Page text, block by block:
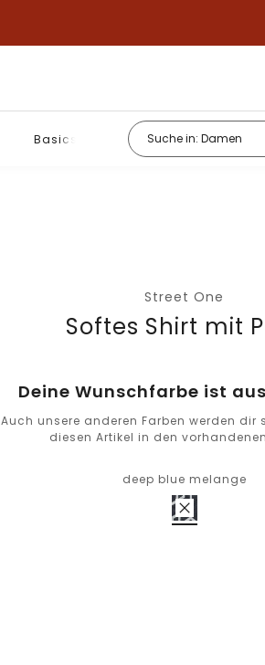
Basics
Street One
Softes Shirt mit
Deine Wunschfarbe ist
Auch unsere anderen Farben werden dir
diesen Artikel in den
deep blue melange